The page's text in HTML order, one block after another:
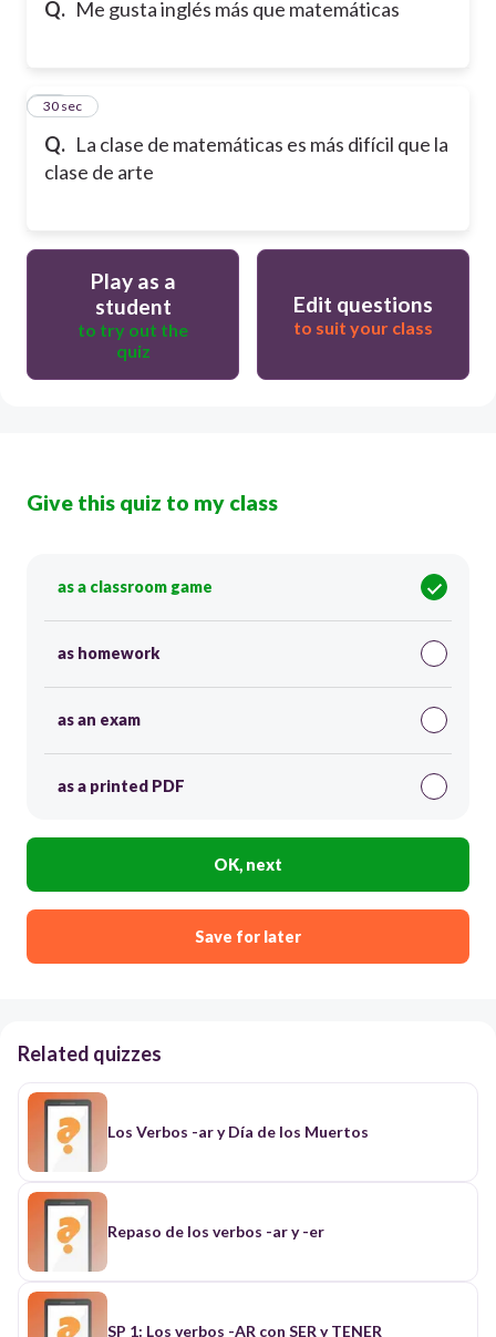
Q. Me gusta inglés más que matemáticas
Q. La clase de matemáticas es más difícil que la
clase de arte
36
30 sec
Play as a
student
to try out the
quiz
Edit questions
to suit your class
Give this quiz to my class
as a classroom game
as homework
as an exam
as a printed PDF
OK, next
Save for later
Related quizzes
Los Verbos -ar y Día de los Muertos
Repaso de los verbos -ar y -er
SP 1: Los verbos -AR con SER y TENER